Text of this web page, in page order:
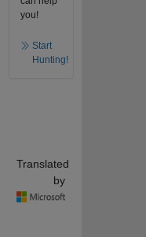
you!
Start
Hunting!
Translated
by